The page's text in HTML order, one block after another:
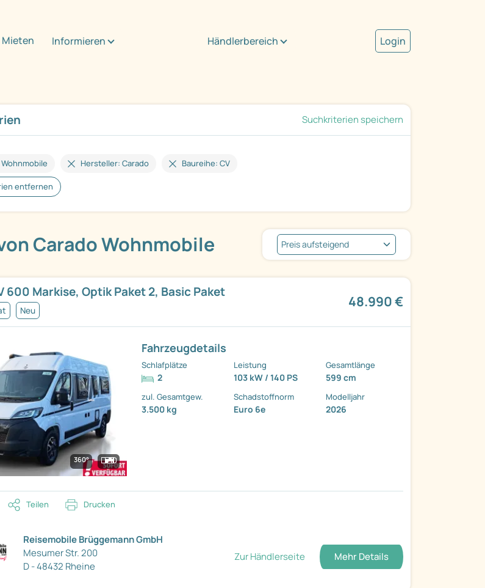
Mieten Informieren Händlerbereich Login
Suchkriterien speichern
Hersteller: Carado Baureihe: CV
entfernen
Carado Wohnmobile
600 Markise, Optik Paket 2, Basic Paket
Neu
48.990 €
360°
Fahrzeugdetails
Schlafplätze
2
Leistung
103 kW / 140 PS
Gesamtlänge
599 cm
zul. Gesamtgew.
3.500 kg
Schadstoffnorm
Euro 6e
Modelljahr
2026
Teilen Drucken
Reisemobile Brüggemann GmbH
Mesumer Str. 200
D - 48432 Rheine
Zur Händlerseite Mehr Details